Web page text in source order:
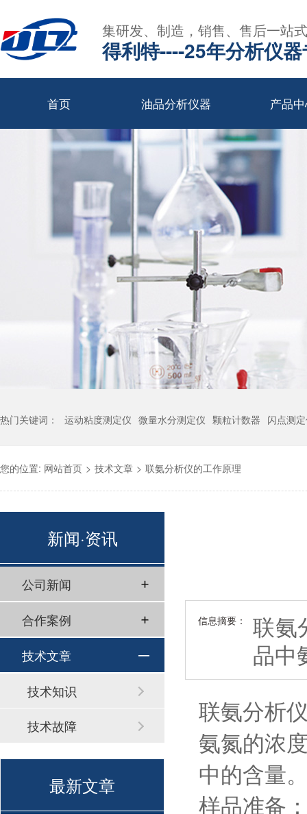
集研发、制造，销售、售后一站
得利特----25年分析仪
首页 油品分析仪器 产品
热门关键词： 运动粘度测定仪 微量水分测定仪 颗粒计数器 闪点测
您的位置: 网站首页 > 技术文章 > 联氨分析仪的工作原理
信息摘要：
联氨
品中
联氨分析
氨氮的浓
中的含量
样品准备
新闻·资讯
公司新闻
合作案例
技术文章
技术知识
技术故障
最新文章